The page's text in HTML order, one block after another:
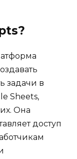
задачи в
Sheets,
Она
доступ